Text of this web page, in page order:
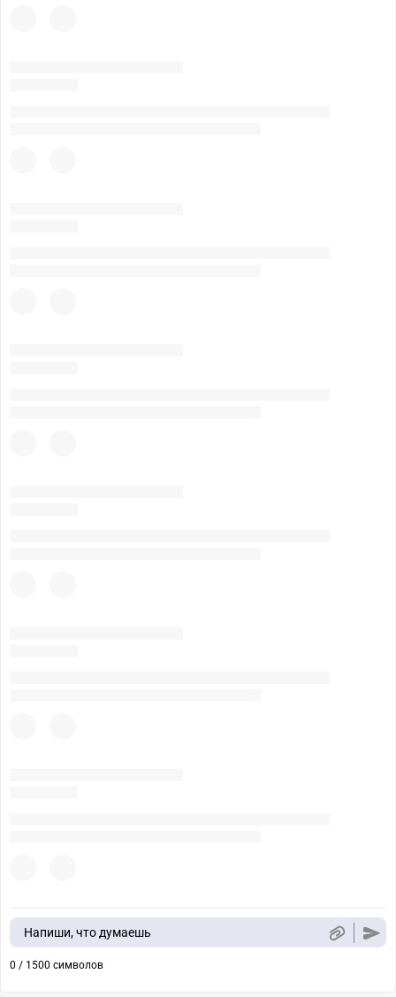
Напиши, что думаешь
0 / 1500 символов